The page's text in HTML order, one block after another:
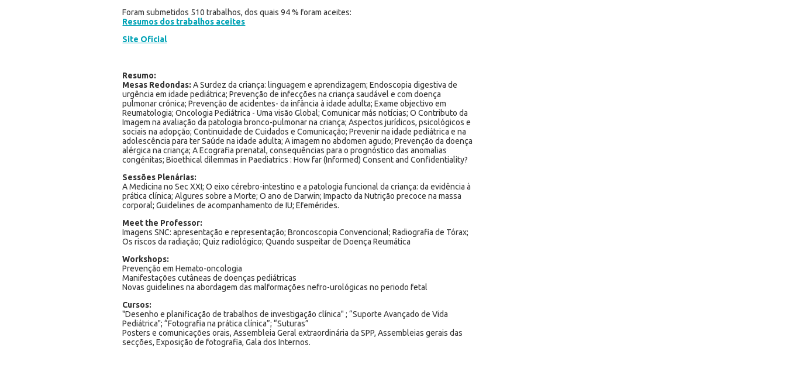
Foram submetidos 510 trabalhos, dos quais 94 % foram aceites:
Resumos dos trabalhos aceites
Site Oficial
Resumo:
Mesas Redondas: A Surdez da criança: linguagem e aprendizagem; Endoscopia digestiva de
urgência em idade pediátrica; Prevenção de infecções na criança saudável e com doença
pulmonar crónica; Prevenção de acidentes- da infância à idade adulta; Exame objectivo em
Reumatologia; Oncologia Pediátrica - Uma visão Global; Comunicar más notícias; O Contributo da
Imagem na avaliação da patologia bronco-pulmonar na criança; Aspectos jurídicos, psicológicos e
sociais na adopção; Continuidade de Cuidados e Comunicação; Prevenir na idade pediátrica e na
adolescência para ter Saúde na idade adulta; A imagem no abdomen agudo; Prevenção da doença
alérgica na criança; A Ecografia prenatal, consequências para o prognóstico das anomalias
congénitas; Bioethical dilemmas in Paediatrics : How far (Informed) Consent and Confidentiality?
Sessões Plenárias:
A Medicina no Sec XXI; O eixo cérebro-intestino e a patologia funcional da criança: da evidência à
prática clínica; Algures sobre a Morte; O ano de Darwin; Impacto da Nutrição precoce na massa
corporal; Guidelines de acompanhamento de IU; Efemérides.
Meet the Professor:
Imagens SNC: apresentação e representação; Broncoscopia Convencional; Radiografia de Tórax;
Os riscos da radiação; Quiz radiológico; Quando suspeitar de Doença Reumática
Workshops:
Prevenção em Hemato-oncologia
Manifestações cutâneas de doenças pediátricas
Novas guidelines na abordagem das malformações nefro-urológicas no periodo fetal
Cursos:
"Desenho e planificação de trabalhos de investigação clínica" ; “Suporte Avançado de Vida
Pediátrica"; “Fotografia na prática clínica”; “Suturas”
Posters e comunicações orais, Assembleia Geral extraordinária da SPP, Assembleias gerais das
secções, Exposição de fotografia, Gala dos Internos.